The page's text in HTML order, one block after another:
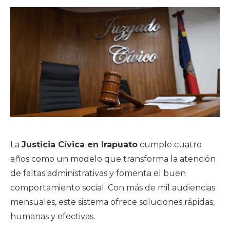
La Justicia Cívica en Irapuato cumple cuatro
años como un modelo que transforma la atención
de faltas administrativas y fomenta el buen
comportamiento social. Con más de mil audiencias
mensuales, este sistema ofrece soluciones rápidas,
humanas y efectivas.